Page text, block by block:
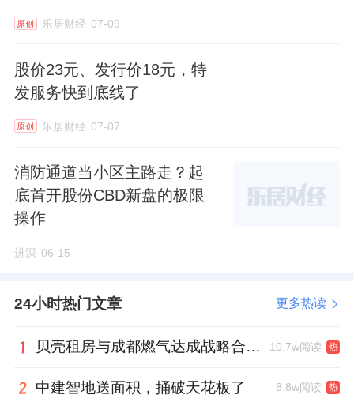
原创 乐居财经 07-09
股价23元、发行价18元，特
发服务快到底线了
原创 乐居财经 07-07
消防通道当小区主路走？起
底首开股份CBD新盘的极限
操作
进深 06-15
24小时热门文章 更多热读
贝壳租房与成都燃气达成战略合作 打通安全巡检“最后一米” 10.7w阅读 热
中建智地送面积，捅破天花板了 8.8w阅读 热